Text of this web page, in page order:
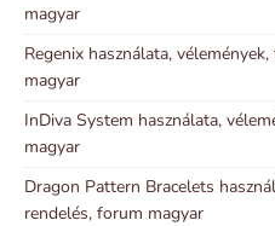
magyar
Regenix használata,
magyar
InDiva System használata,
magyar
Dragon Pattern Bracelets
rendelés, forum magyar